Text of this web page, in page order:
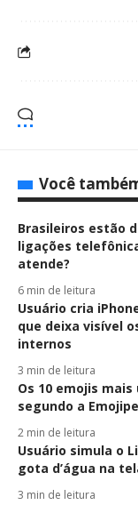
Você
Brasileiros estão
ligações
atende?
6 min de leitura
Usuário cria
que deixa visível
internos
3 min de leitura
Os 10 emojis
segundo a
2 min de leitura
Usuário simula o
gota d’água na
3 min de leitura